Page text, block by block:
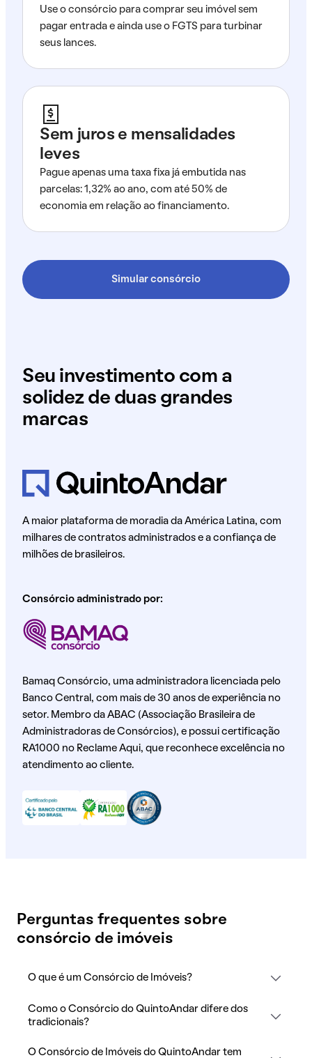
Use o consórcio para comprar seu imóvel sem
pagar entrada e ainda use o FGTS para turbinar
seus lances.
Sem juros e mensalidades
leves
Pague apenas uma taxa fixa já embutida nas
parcelas: 1,32% ao ano, com até 50% de
economia em relação ao financiamento.
Simular consórcio
Seu investimento com a
solidez de duas grandes
marcas
A maior plataforma de moradia da América Latina, com
milhares de contratos administrados e a confiança de
milhões de brasileiros.
Consórcio administrado por:
Bamaq Consórcio, uma administradora licenciada pelo
Banco Central, com mais de 30 anos de experiência no
setor. Membro da ABAC (Associação Brasileira de
Administradoras de Consórcios), e possui certificação
RA1000 no Reclame Aqui, que reconhece excelência no
atendimento ao cliente.
Perguntas frequentes sobre
consórcio de imóveis
O que é um Consórcio de Imóveis?
Como o Consórcio do QuintoAndar difere dos
tradicionais?
O Consórcio de Imóveis do QuintoAndar tem